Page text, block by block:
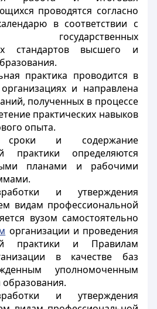
проводятся согласно
в соответствии с
государственных
стандартов высшего и
практика проводится в
и направлена
полученных в процессе
практических навыков
опыта.
и содержание
практики определяются
планами и рабочими
и утверждения
видам профессиональной
вузом самостоятельно
организации и проведения
практики и Правилам
в качестве баз
уполномоченным
и утверждения